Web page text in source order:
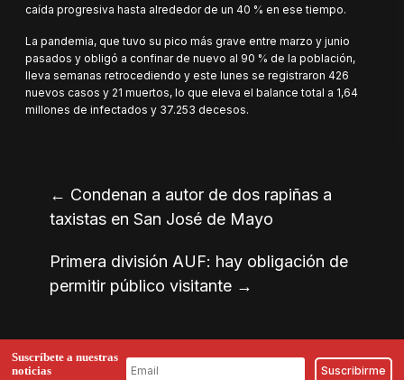
caída progresiva hasta alrededor de un 40 % en ese tiempo.
La pandemia, que tuvo su pico más grave entre marzo y junio
pasados y obligó a confinar de nuevo al 90 % de la población,
lleva semanas retrocediendo y este lunes se registraron 426
nuevos casos y 21 muertos, lo que eleva el balance total a 1,64
millones de infectados y 37.253 decesos.
← Condenan a autor de dos rapiñas a
taxistas en San José de Mayo
Primera división AUF: hay obligación de
permitir público visitante →
Suscríbete a nuestras
noticias